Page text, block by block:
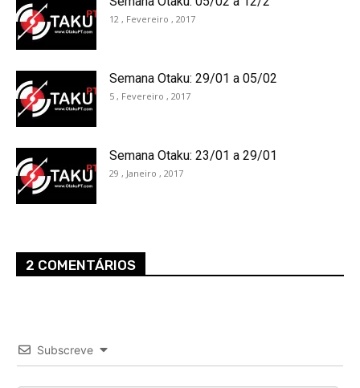
12 , Fevereiro , 2017
Semana Otaku: 29/01 a 05/02
5 , Fevereiro , 2017
Semana Otaku: 23/01 a 29/01
29 , Janeiro , 2017
2 COMENTÁRIOS
Subscreve